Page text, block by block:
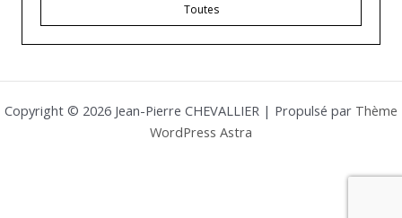
Toutes
Copyright © 2026 Jean-Pierre CHEVALLIER | Propulsé par Thème
WordPress Astra